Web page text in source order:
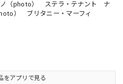
ノ（photo） ステラ・テナント ナ
） ブリタニー・マーフィ
をアプリで見る